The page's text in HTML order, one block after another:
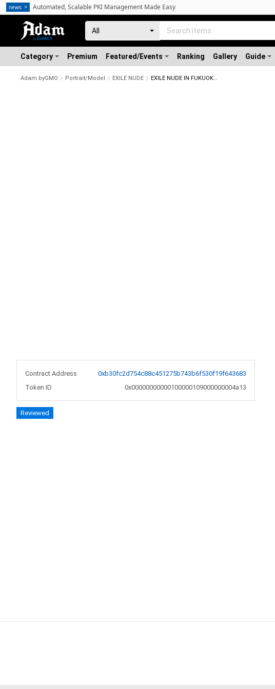
Category Premium Featured/Events Ranking Gallery Guide
Adam byGMO Portrait/Model EXILE NUDE EXILE NUDE IN FUKUOKA No.7
Contract Address
0xb30fc2d754c88c451275b743b6f530f19f643683
Token ID
0x00000000000100000109000000004a13
Reviewed
news Automated, Scalable PKI Management Made Easy